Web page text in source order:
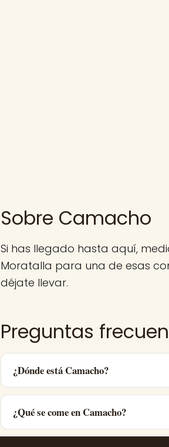
Sobre Camacho
Si has llegado hasta aquí,
Moratalla para una de esas
déjate llevar.
Preguntas
¿Dónde está Camacho?
¿Qué se come en Camacho?